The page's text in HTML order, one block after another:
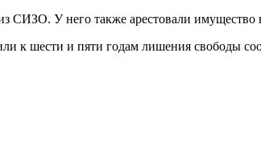
СИЗО. У него также арестовали
к шести и пяти годам лишения свободы